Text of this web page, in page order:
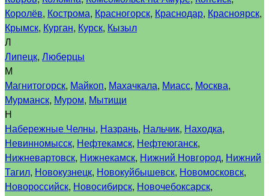
Королёв, Кострома, Красногорск, Краснодар, Красноярск,
Крымск, Курган, Курск, Кызыл
Л
Липецк, Люберцы
М
Магнитогорск, Майкоп, Махачкала, Миасс, Москва,
Мурманск, Муром, Мытищи
Н
Набережные Челны, Назрань, Нальчик, Находка,
Невинномысск, Нефтекамск, Нефтеюганск,
Нижневартовск, Нижнекамск, Нижний Новгород, Нижний
Тагил, Новокузнецк, Новокуйбышевск, Новомосковск,
Новороссийск, Новосибирск, Новочебоксарск,